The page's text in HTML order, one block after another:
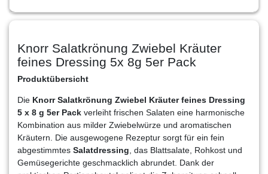
Knorr Salatkrönung Zwiebel Kräuter
feines Dressing 5x 8g 5er Pack
Produktübersicht
Die Knorr Salatkrönung Zwiebel Kräuter feines Dressing
5 x 8 g 5er Pack verleiht frischen Salaten eine harmonische
Kombination aus milder Zwiebelwürze und aromatischen
Kräutern. Die ausgewogene Rezeptur sorgt für ein fein
abgestimmtes Salatdressing , das Blattsalate, Rohkost und
Gemüsegerichte geschmacklich abrundet. Dank der